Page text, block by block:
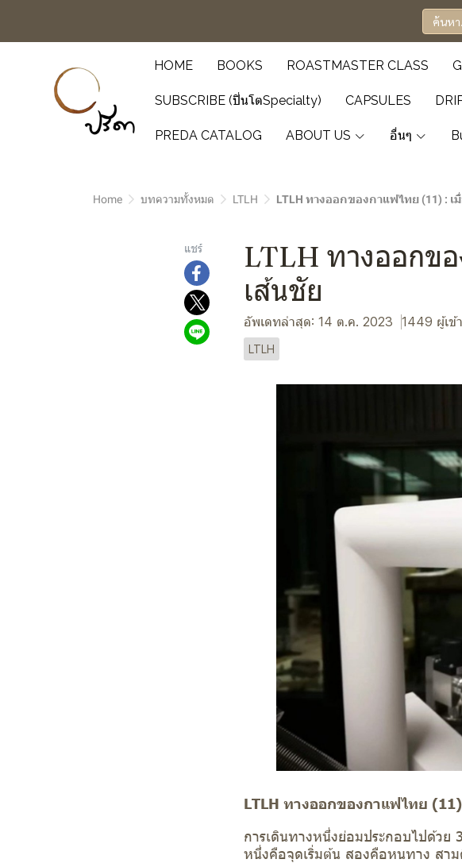
HOME BOOKS ROASTMASTER CLASS
SUBSCRIBE (ปิ่นโตSpecialty) CAPSULES
PREDA CATALOG ABOUT US อื่นๆ
Home บทความทั้งหมด LTLH LTLH ทางออกของกาแฟไทย (11) : เ
แชร์
LTLH ทางออกขอ
เส้นชัย
อัพเดทล่าสุด: 14 ต.ค. 2023 1449 ผู้เข้
LTLH
LTLH ทางออกของกาแฟไทย (11)
การเดินทางหนึ่งย่อมประกอบไปด้วย
หนึ่งคือจุดเริ่มต้น สองคือหนทาง สา